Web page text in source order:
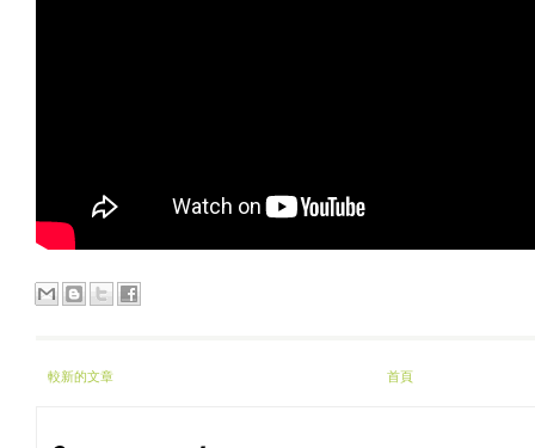
較新的文章 首頁